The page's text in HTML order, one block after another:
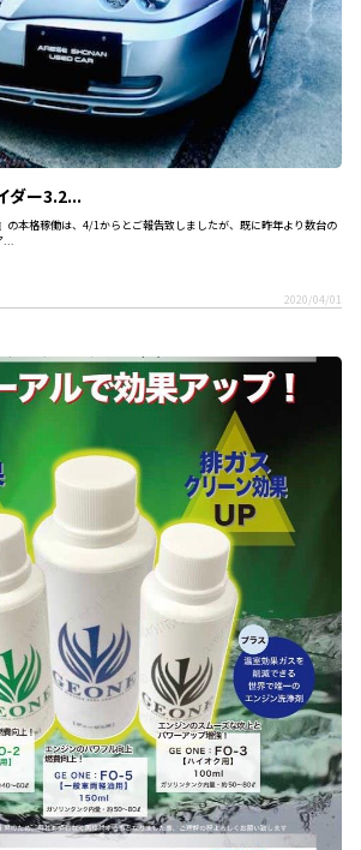
ダー3.2...
の本格稼働は、4/1からとご報告致しましたが、既に昨年より数台の
...
2020/04/01